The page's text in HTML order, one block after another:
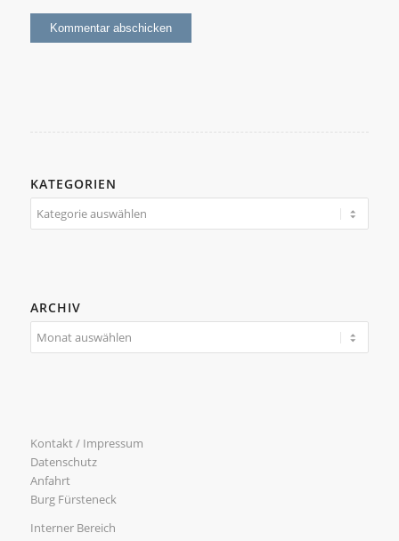
KATEGORIEN
Kategorien
ARCHIV
Kontakt / Impressum
Datenschutz
Anfahrt
Burg Fürsteneck
Interner Bereich